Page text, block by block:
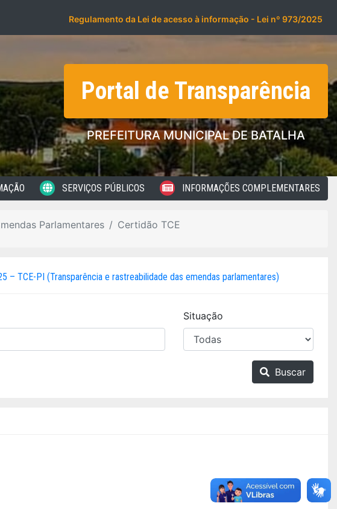
Regulamento da Lei de acesso à informação - Lei nº 973/2025
Portal de Transparência
PREFEITURA MUNICIPAL DE BATALHA
SERVIÇOS PÚBLICOS INFORMAÇÕES COMPLEMENTARES
Parlamentares Certidão TCE
– TCE-PI (Transparência e rastreabilidade das emendas parlamentares)
Situação
Buscar